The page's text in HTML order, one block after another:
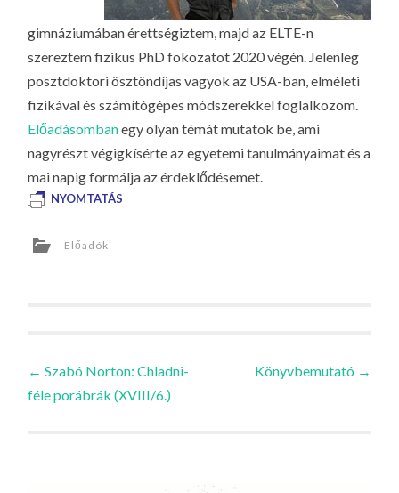
gimnáziumában érettségiztem, majd az ELTE-n
szereztem fizikus PhD fokozatot 2020 végén. Jelenleg
posztdoktori ösztöndíjas vagyok az USA-ban, elméleti
fizikával és számítógépes módszerekkel foglalkozom.
Előadásombanegy olyan témát mutatok be, ami
nagyrészt végigkísérte az egyetemi tanulmányaimat és a
mai napig formálja az érdeklődésemet.
NYOMTATÁS
Előadók
Bejegyzések
navigációja
← Szabó Norton: Chladni-
féle porábrák (XVIII/6.)
Könyvbemutató →